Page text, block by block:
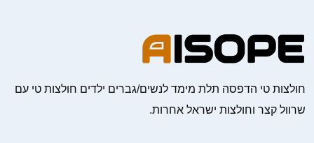
חולצות טי הדפסה תלת מימד לנשים/גברים ילדים חולצות טי עם
שרוול קצר וחולצות ישראל אחרות.